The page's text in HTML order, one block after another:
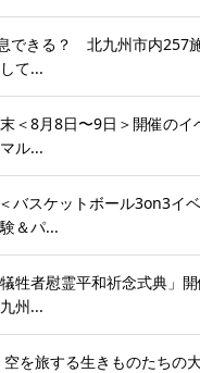
できる？ 北九州市内257
て...
末＜8月8日〜9日＞開催の
ル...
バスケットボール3on3イ
＆パ...
牲者慰霊平和祈念式典」
州...
を旅する生きものたちの